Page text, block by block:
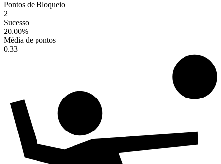
Pontos de Bloqueio
2
Sucesso
20.00%
Média de pontos
0.33